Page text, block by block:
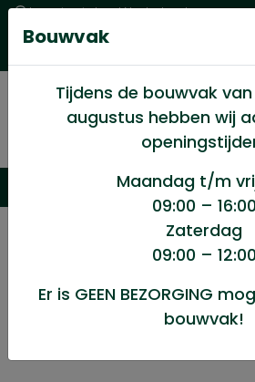
Levering in heel Nederland
Goede kwaliteitsproducten met een
PVC materiaal
Speciedeksel rood
Bouwvak
Tijdens de bouwvak
augustus hebben wij
Maandag t/m
09:00 – 16:00
Zaterdag
09:00 – 12:00
Er is GEEN BEZORGING
bouwvak!